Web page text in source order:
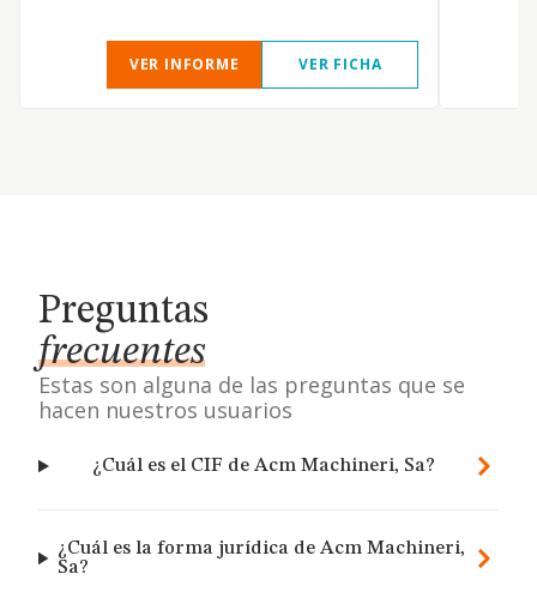
VER INFORME VER FICHA
Preguntas
frecuentes
Estas son alguna de las preguntas que se
hacen nuestros usuarios
¿Cuál es el CIF de Acm Machineri, Sa?
¿Cuál es la forma jurídica de Acm Machineri,
Sa?